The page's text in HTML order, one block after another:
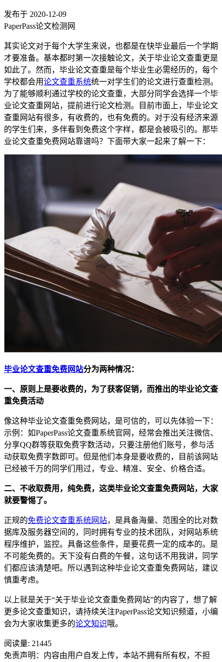
发布于 2020-12-09
PaperPass论文检测网
其实论文对于每个大学生来说，也都是在快毕业最后一个学期
才要准备。基本都时第一次接触论文，关于毕业论文查重更是
如此了。然而，毕业论文查重是每个毕业生必需经历的，每个
学校都会用论文查重系统统一对学生们的论文进行查重检测。
为了能够顺利通过学校的论文查重，大部分同学会选择一个毕
业论文查重网站，提前进行论文检测。目前市面上，毕业论文
查重网站有很多，有收费的，也有免费的。对于没有经济来源
的学生们来，多伴看到免费这个字样，都是会被吸引的。那毕
业论文查重免费网站靠谱吗？下面带大家一起来了解一下：
毕业论文查重免费网站分为两种情况：
一、原则上是要收费的，为了获客促销，而推出的毕业论文查
重免费活动
像这种毕业论文查重免费网站，是可信的，可以先体验一下：
示例：如PaperPass论文查重系统官网，经常会推出关注微信、
分享QQ群等获取免费字数活动，只要注册他们账号，参与活
动获取免费字数即可。但是他们本身是要收费的，目前该网站
已经被千万的同学们用过，专业、精准、安全、价格合适。
二、不收取费用，纯免费，这类毕业论文查重免费网站，大家
就要警惕了。
正规的免费论文查重系统网站，是具备海量、范围全的比对数
据库及服务器空间的，同时拥有专业的技术团队，对网站系统
程序维护，监控。具备这些条件，是要花费一定的成本的。是
不可能免费的。天下没有白费的午餐，这句话不用我讲，同学
们都应该清楚吧。所以遇到这种毕业论文查重免费网站，建议
慎重考虑。
以上就是关于“关于毕业论文查重免费网站”的内容了，想了解
更多论文查重知识，请持续关注PaperPass论文知识频道，小编
会为大家收集更多的论文知识哦。
阅读量: 21445
免责声明：内容由用户自发上传，本站不拥有所有权，不担